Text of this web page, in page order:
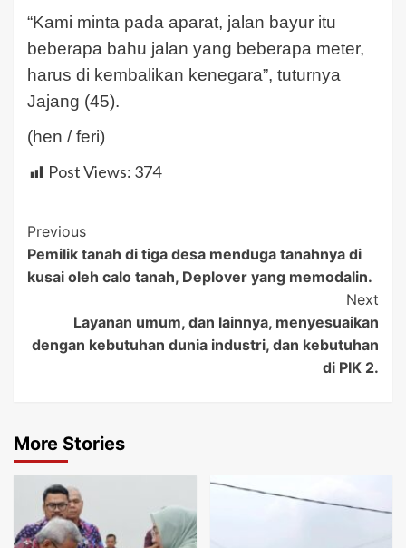
“Kami minta pada aparat, jalan bayur itu
beberapa bahu jalan yang beberapa meter,
harus di kembalikan kenegara”, tuturnya
Jajang (45).
(hen / feri)
Post Views: 374
Post
Navigation
Previous
Pemilik tanah di tiga desa menduga tanahnya di
kusai oleh calo tanah, Deplover yang memodalin.
Next
Layanan umum, dan lainnya, menyesuaikan
dengan kebutuhan dunia industri, dan kebutuhan
di PIK 2.
More Stories